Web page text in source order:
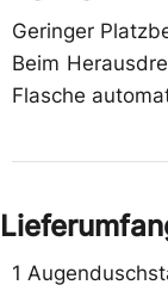
Geringer
Beim
Flasche
1